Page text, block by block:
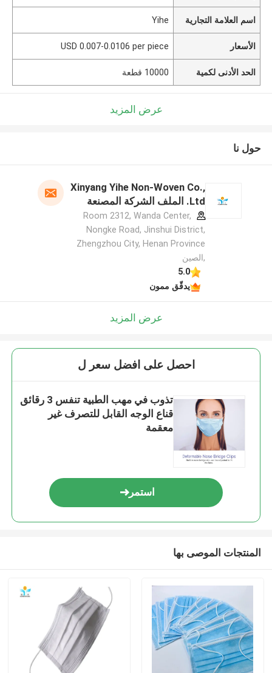
اسم العلامة التجارية Yihe
الأسعار USD 0.007-0.0106 per piece
الحد الأدنى لكمية 10000 قطعة
عرض المزيد
حول نا
Xinyang Yihe Non-Woven Co.,
Ltd. الملف الشركة المصنعة
Room 2312, Wanda Center,
Nongke Road, Jinshui District,
Zhengzhou City, Henan Province
,الصين
5.0
يدقّق ممون
عرض المزيد
احصل على افضل سعر ل
تذوب في مهب الطبية تنفس 3 رقائق
قناع الوجه القابل للتصرف غير
معقمة
استمر
المنتجات الموصى بها